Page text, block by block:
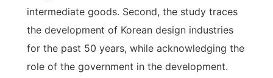
intermediate goods. Second, the study traces
the development of Korean design industries
for the past 50 years, while acknowledging the
role of the government in the development.